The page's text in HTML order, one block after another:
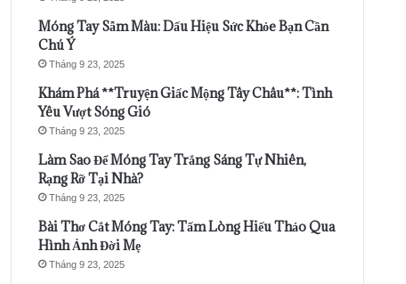
Móng Tay Sẫm Màu: Dấu Hiệu Sức Khỏe Bạn Cần
Chú Ý
Tháng 9 23, 2025
Khám Phá **Truyện Giấc Mộng Tây Châu**: Tình
Yêu Vượt Sóng Gió
Tháng 9 23, 2025
Làm Sao Để Móng Tay Trắng Sáng Tự Nhiên,
Rạng Rỡ Tại Nhà?
Tháng 9 23, 2025
Bài Thơ Cắt Móng Tay: Tấm Lòng Hiếu Thảo Qua
Hình Ảnh Đời Mẹ
Tháng 9 23, 2025